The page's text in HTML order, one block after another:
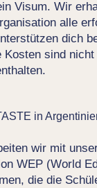
Visum. Wir
alle
dich
Kosten sind
in
wir mit
WEP (World
die die